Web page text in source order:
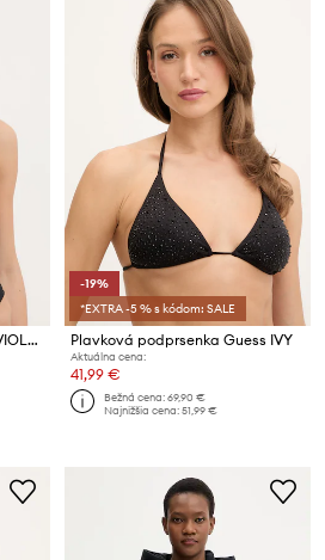
Jednodielne plavky Guess VIOLET
-19%
*EXTRA -5 % s kódom: SALE
Plavková podprsenka Guess IVY
Aktuálna cena:
41,99 €
Bežná cena:69,90 €
Najnižšia cena:51,99 €